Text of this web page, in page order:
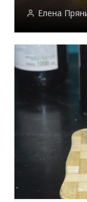
Елена